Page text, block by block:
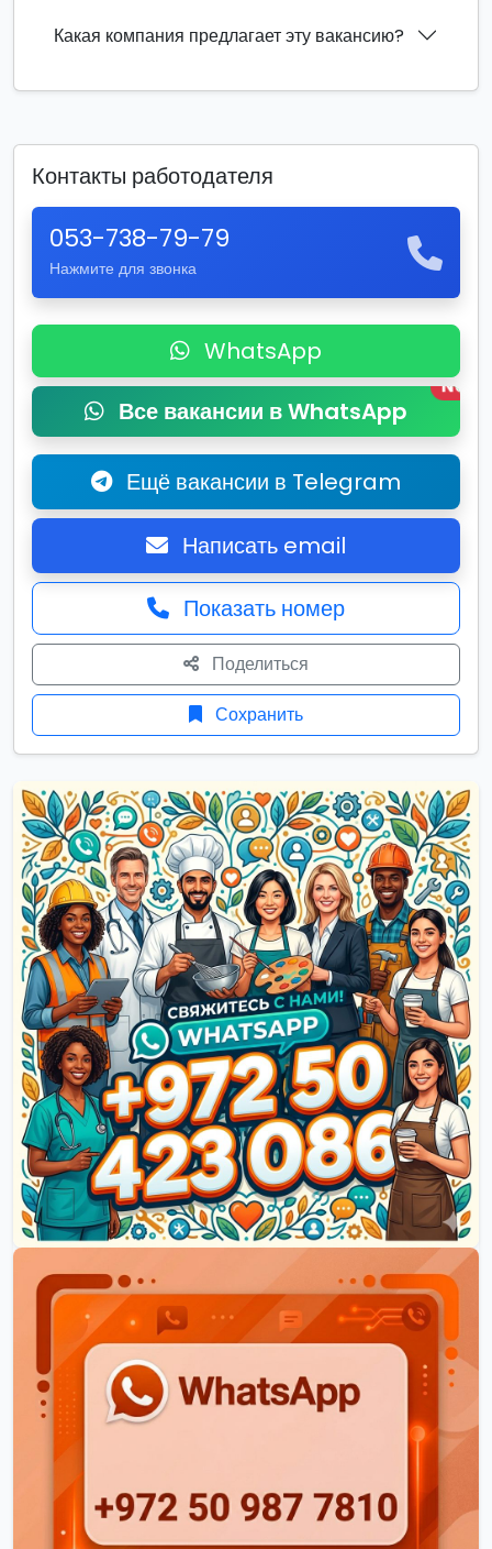
Какая компания предлагает эту вакансию?
Контакты работодателя
053-738-79-79
Нажмите для звонка
WhatsApp
Все вакансии в WhatsApp
New
Ещё вакансии в Telegram
Написать email
Показать номер
Поделиться
Сохранить